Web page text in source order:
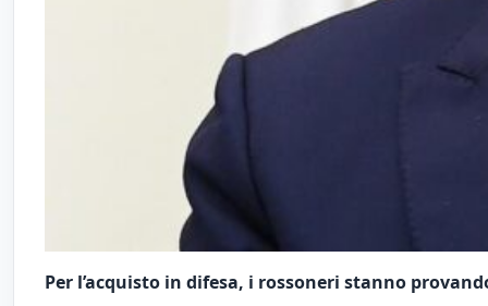
Per l’acquisto in difesa, i rossoneri stanno